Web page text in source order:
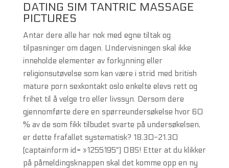
DATING SIM TANTRIC MASSAGE
PICTURES
Antar dere alle har nok med egne tiltak og
tilpasninger om dagen. Undervisningen skal ikke
inneholde elementer av forkynning eller
religionsutøvelse som kan være i strid med british
mature porn sexkontakt oslo enkelte elevs rett og
frihet til å velge tro eller livssyn. Dersom dere
gjennomførte dere en spørreundersøkelse hvor 60
% av de som fikk tilbudet svarte på undersøkelsen,
er dette frafallet systematisk? 18.30-21.30
[captainform id= »1255195″] OBS! Etter at du klikker
på påmeldingsknappen skal det komme opp en ny